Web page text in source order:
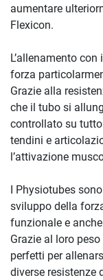
aumentare
Flexicon.
L’allenamento
forza
Grazie alla
che il tubo si
controllato su
tendini e
l’attivazione
I Physiotubes
sviluppo della
funzionale e
Grazie al loro
perfetti per
diverse resistenze